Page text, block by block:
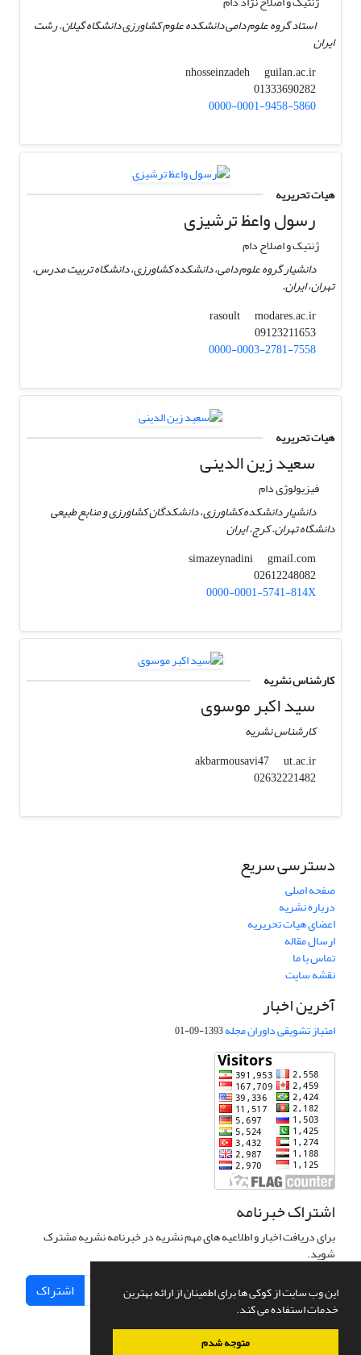
این وب سایت از کوکی ها برای اطمینان از ارائه بهترین
خدمات استفاده می کند.
متوجه شدم
استاد گروه علوم دامی دانشکده علوم کشاورزی دانشگاه گیلان. رشت
ایران
nhosseinzadeh
guilan.ac.ir
01333690282
0000-0001-9458-5860
هیات تحریریه
رسول واعظ ترشیزی
ژنتیک و اصلاح دام
دانشیار گروه علوم دامی، دانشکده کشاورزی، دانشگاه تربیت مدرس،
تهران، ایران.
rasoult
modares.ac.ir
09123211653
0000-0003-2781-7558
هیات تحریریه
سعید زین الدینی
فیزیولوژی دام
دانشیار دانشکده کشاورزی، دانشکدگان کشاورزی و منابع طبیعی
دانشگاه تهران. کرج. ایران
simazeynadini
gmail.com
02612248082
0000-0001-5741-814X
کارشناس نشریه
سید اکبر موسوی
کارشناس نشریه
akbarmousavi47
ut.ac.ir
02632221482
دسترسی سریع
صفحه اصلی
درباره نشریه
اعضای هیات تحریریه
ارسال مقاله
تماس با ما
نقشه سایت
آخرین اخبار
امتیاز تشویقی داوران مجله1393-09-01
اشتراک خبرنامه
برای دریافت اخبار و اطلاعیه های مهم نشریه در خبرنامه نشریه مشترک
شوید.
اشتراک